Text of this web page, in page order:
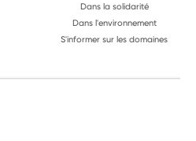
Dans la solidarité
Dans l'environnement
S'informer sur les domaines